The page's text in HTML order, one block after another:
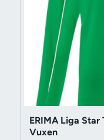
ERIMA Liga
Vuxen